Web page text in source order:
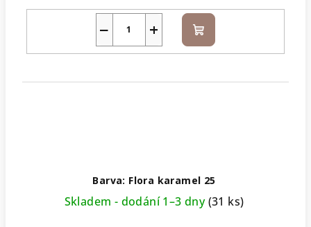
+
− Do
košíku
Barva: Flora karamel 25
Skladem - dodání 1–3 dny(31 ks)